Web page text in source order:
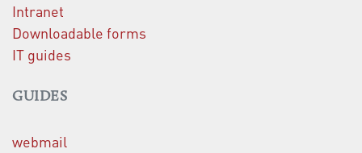
Intranet
Downloadable forms
IT guides
GUIDES
webmail